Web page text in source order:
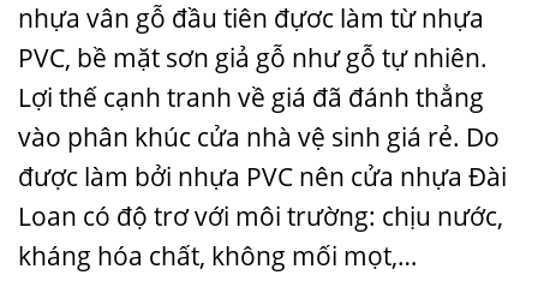
nhựa vân gỗ đầu tiên đựơc làm từ nhựa
PVC, bề mặt sơn giả gỗ như gỗ tự nhiên.
Lợi thế cạnh tranh về giá đã đánh thẳng
vào phân khúc cửa nhà vệ sinh giá rẻ. Do
được làm bởi nhựa PVC nên cửa nhựa Đài
Loan có độ trơ với môi trường: chịu nước,
kháng hóa chất, không mối mọt,…